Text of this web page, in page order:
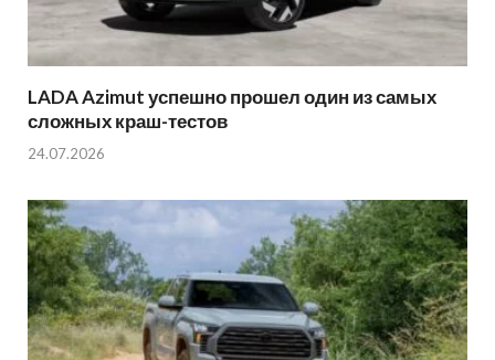
LADA Azimut успешно прошел один из самых
сложных краш-тестов
24.07.2026